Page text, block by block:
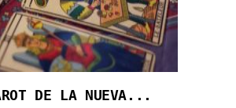
DE LA NUEVA...